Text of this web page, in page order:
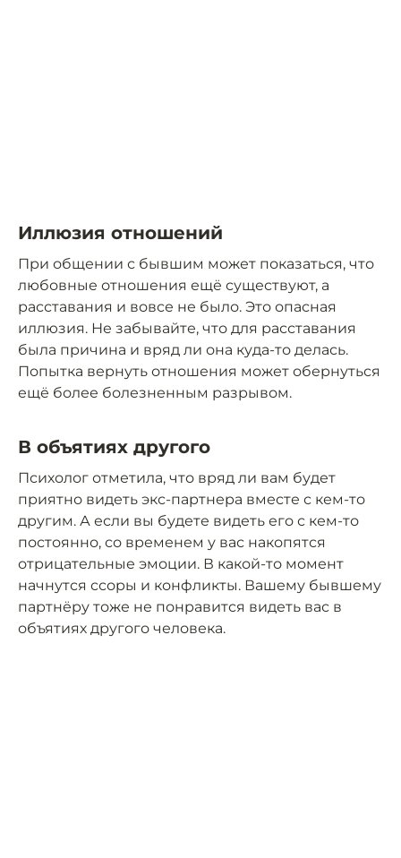
Иллюзия отношений
При общении с бывшим может показаться, что
любовные отношения ещё существуют, а
расставания и вовсе не было. Это опасная
иллюзия. Не забывайте, что для расставания
была причина и вряд ли она куда-то делась.
Попытка вернуть отношения может обернуться
ещё более болезненным разрывом.
В объятиях другого
Психолог отметила, что вряд ли вам будет
приятно видеть экс-партнера вместе с кем-то
другим. А если вы будете видеть его с кем-то
постоянно, со временем у вас накопятся
отрицательные эмоции. В какой-то момент
начнутся ссоры и конфликты. Вашему бывшему
партнёру тоже не понравится видеть вас в
объятиях другого человека.